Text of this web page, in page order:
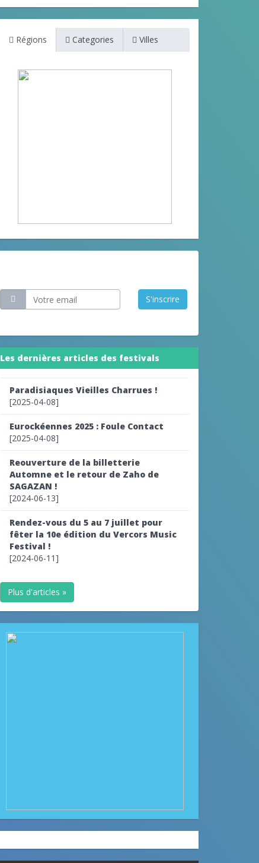
Régions Categories Villes
S'inscrire
Les dernières articles des festivals
Paradisiaques Vieilles Charrues !
[2025-04-08]
Eurockéennes 2025 : Foule Contact
[2025-04-08]
Reouverture de la billetterie
Automne et le retour de Zaho de
SAGAZAN !
[2024-06-13]
Rendez-vous du 5 au 7 juillet pour
fêter la 10e édition du Vercors Music
Festival !
[2024-06-11]
Plus d'articles »